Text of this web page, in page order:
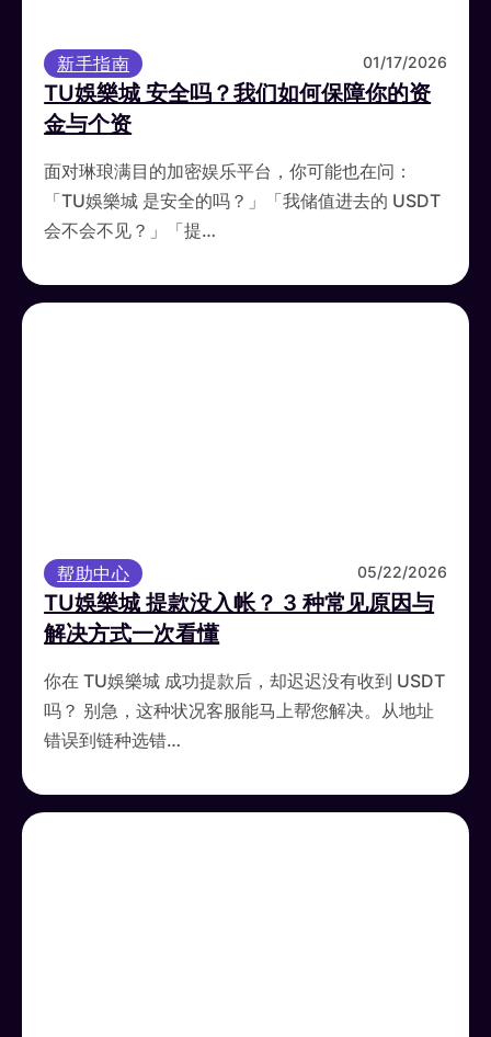
新手指南 01/17/2026
TU娛樂城 安全吗？我们如何保障你的资
金与个资
面对琳琅满目的加密娱乐平台，你可能也在问：
「TU娛樂城 是安全的吗？」「我储值进去的 USDT
会不会不见？」「提…
帮助中心 05/22/2026
TU娛樂城 提款没入帐？ 3 种常见原因与
解决方式一次看懂
你在 TU娛樂城 成功提款后，却迟迟没有收到 USDT
吗？ 别急，这种状况客服能马上帮您解决。从地址
错误到链种选错…